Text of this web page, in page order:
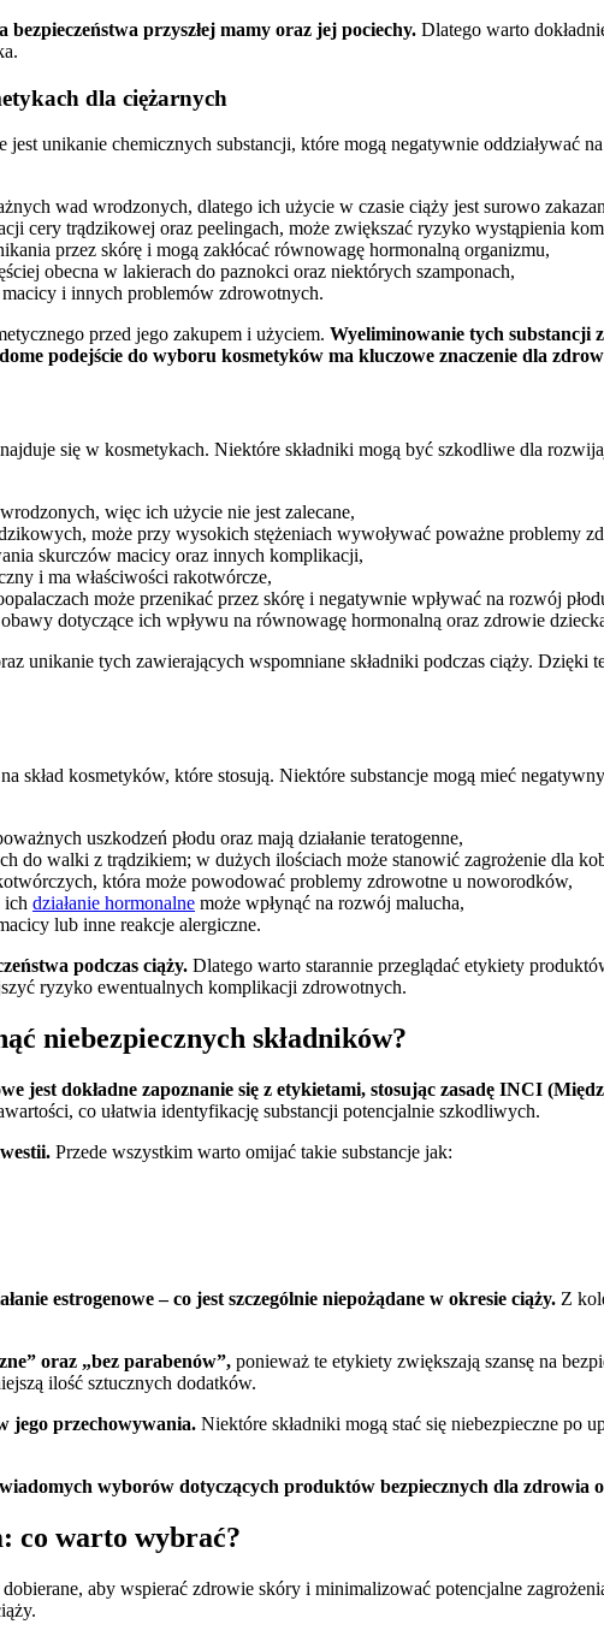
przyszłej mamy oraz jej pociechy. Dlatego warto
dla ciężarnych
unikanie chemicznych substancji, które mogą negatywnie oddziaływać
wad wrodzonych, dlatego ich użycie w czasie ciąży jest surowo
cery trądzikowej oraz peelingach, może zwiększać ryzyko wystąpienia
przez skórę i mogą zakłócać równowagę hormonalną organizmu,
obecna w lakierach do paznokci oraz niektórych szamponach,
i innych problemów zdrowotnych.
przed jego zakupem i użyciem. Wyeliminowanie tych substancji
podejście do wyboru kosmetyków ma kluczowe znaczenie dla
się w kosmetykach. Niektóre składniki mogą być szkodliwe dla
więc ich użycie nie jest zalecane,
może przy wysokich stężeniach wywoływać poważne problemy
skurczów macicy oraz innych komplikacji,
i ma właściwości rakotwórcze,
może przenikać przez skórę i negatywnie wpływać na rozwój
dotyczące ich wpływu na równowagę hormonalną oraz zdrowie
unikanie tych zawierających wspomniane składniki podczas ciąży. Dzięki
skład kosmetyków, które stosują. Niektóre substancje mogą mieć
uszkodzeń płodu oraz mają działanie teratogenne,
do walki z trądzikiem; w dużych ilościach może stanowić zagrożenie dla
która może powodować problemy zdrowotne u noworodków,
ich działanie hormonalne może wpłynąć na rozwój malucha,
lub inne reakcje alergiczne.
podczas ciąży. Dlatego warto starannie przeglądać etykiety
ryzyko ewentualnych komplikacji zdrowotnych.
niebezpiecznych składników?
jest dokładne zapoznanie się z etykietami, stosując zasadę INCI
co ułatwia identyfikację substancji potencjalnie szkodliwych.
Przede wszystkim warto omijać takie substancje jak:
estrogenowe – co jest szczególnie niepożądane w okresie ciąży. Z
oraz „bez parabenów”, ponieważ te etykiety zwiększają szansę na
ilość sztucznych dodatków.
jego przechowywania. Niektóre składniki mogą stać się niebezpieczne po
wyborów dotyczących produktów bezpiecznych dla zdrowia
co warto wybrać?
aby wspierać zdrowie skóry i minimalizować potencjalne